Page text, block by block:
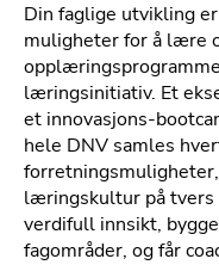
Din faglige utvikling
muligheter for å lære
læringsinitiativ. Et
et innovasjons-
hele DNV samles
læringskultur på tvers
verdifull innsikt,
fagområder, og får